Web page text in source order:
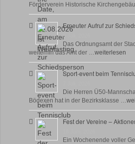
Förderverein Historische
Erneuter Aufruf zur
8 Juli, 2026
Das Ordnungsamt der
weiterhin das Amt der …weiterlesen
Sport-event beim
Die Herren Ü50-
Bödexen hat in der Bezirksklasse …
Fest der Vereine –
Ein Wochenende voller